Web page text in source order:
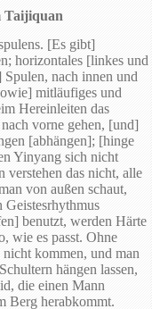
Taijiquan
[Es gibt]
horizontales [linkes und
nach innen und
mitläufiges und
Hereinleiten das
vorne gehen, [und]
[abhängen]; [hinge
Yinyang sich nicht
verstehen das nicht, alle
von außen schaut,
Geistesrhythmus
benutzt, werden Härte
wie es passt. Ohne
kommen, und man
hängen lassen,
die einen Mann
Berg herabkommt.